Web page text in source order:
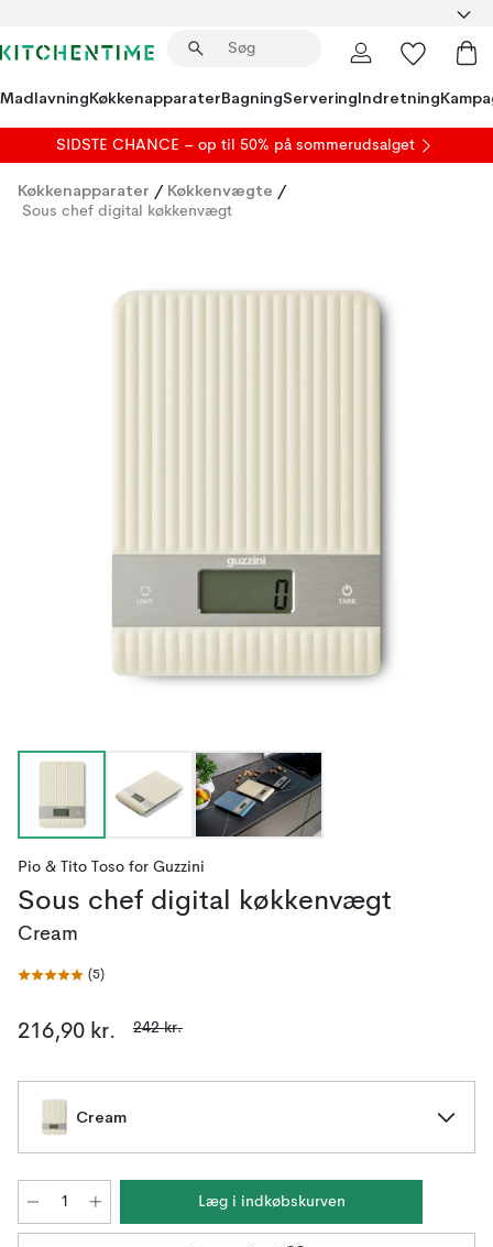
MadlavningKøkkenapparaterBagningServeringIndretning
SIDSTE CHANCE – op til 50% på sommerudsalget
Køkkenapparater / Køkkenvægte /
Sous chef digital køkkenvægt
Pio & Tito Toso for Guzzini
Sous chef digital køkkenvægt
Cream
(5)
216,90 kr. 242 kr.
Cream
Læg i indkøbskurven